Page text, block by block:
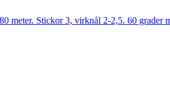
meter. Stickor 3, virknål 2-2,5. 60 grader